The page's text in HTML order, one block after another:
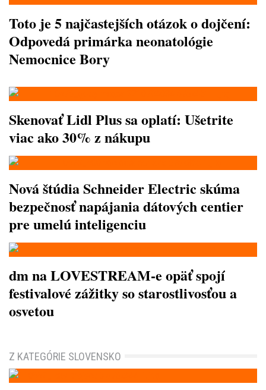
Toto je 5 najčastejších otázok o dojčení:
Odpovedá primárka neonatológie
Nemocnice Bory
Skenovať Lidl Plus sa oplatí: Ušetrite
viac ako 30% z nákupu
Nová štúdia Schneider Electric skúma
bezpečnosť napájania dátových centier
pre umelú inteligenciu
dm na LOVESTREAM-e opäť spojí
festivalové zážitky so starostlivosťou a
osvetou
Z KATEGÓRIE SLOVENSKO